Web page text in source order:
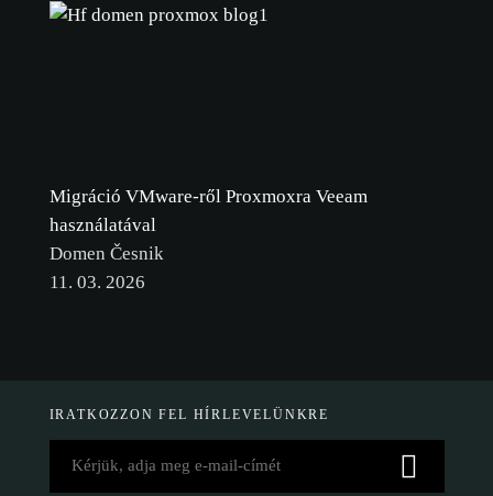
Migráció VMware-ről Proxmoxra Veeam
használatával
Domen Česnik
11. 03. 2026
IRATKOZZON FEL HÍRLEVELÜNKRE